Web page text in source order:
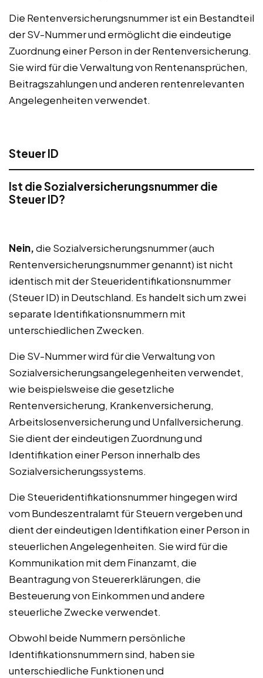
Die Rentenversicherungsnummer ist ein Bestandteil
der SV-Nummer und ermöglicht die eindeutige
Zuordnung einer Person in der Rentenversicherung.
Sie wird für die Verwaltung von Rentenansprüchen,
Beitragszahlungen und anderen rentenrelevanten
Angelegenheiten verwendet.
Steuer ID
Ist die Sozialversicherungsnummer die
Steuer ID?
Nein,die Sozialversicherungsnummer (auch
Rentenversicherungsnummer genannt) ist nicht
identisch mit der Steueridentifikationsnummer
(Steuer ID) in Deutschland. Es handelt sich um zwei
separate Identifikationsnummern mit
unterschiedlichen Zwecken.
Die SV-Nummer wird für die Verwaltung von
Sozialversicherungsangelegenheiten verwendet,
wie beispielsweise die gesetzliche
Rentenversicherung, Krankenversicherung,
Arbeitslosenversicherung und Unfallversicherung.
Sie dient der eindeutigen Zuordnung und
Identifikation einer Person innerhalb des
Sozialversicherungssystems.
Die Steueridentifikationsnummer hingegen wird
vom Bundeszentralamt für Steuern vergeben und
dient der eindeutigen Identifikation einer Person in
steuerlichen Angelegenheiten. Sie wird für die
Kommunikation mit dem Finanzamt, die
Beantragung von Steuererklärungen, die
Besteuerung von Einkommen und andere
steuerliche Zwecke verwendet.
Obwohl beide Nummern persönliche
Identifikationsnummern sind, haben sie
unterschiedliche Funktionen und